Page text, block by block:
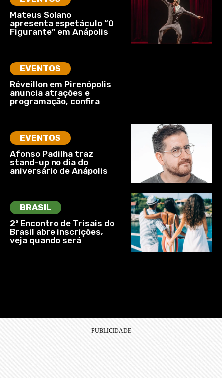
Mateus Solano
apresenta espetáculo “O
Figurante” em Anápolis
EVENTOS
Réveillon em Pirenópolis
anuncia atrações e
programação, confira
EVENTOS
Afonso Padilha traz
stand-up no dia do
aniversário de Anápolis
BRASIL
2º Encontro de Trisais do
Brasil abre inscrições,
veja quando será